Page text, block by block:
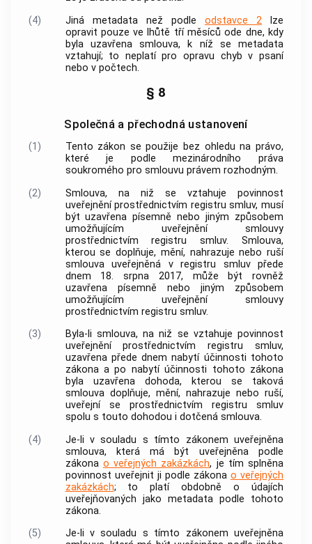
(4)
Jiná metadata než podle odstavce 2lze
opravit pouze ve lhůtě tří měsíců ode dne, kdy
byla uzavřena smlouva, k níž se metadata
vztahují; to neplatí pro opravu chyb v psaní
nebo v počtech.
§ 8
Společná a přechodná ustanovení
(1)
Tento zákon se použije bez ohledu na právo,
které je podle mezinárodního práva
soukromého pro smlouvu právem rozhodným.
(2)
Smlouva, na niž se vztahuje povinnost
uveřejnění prostřednictvím registru smluv, musí
být uzavřena písemně nebo jiným způsobem
umožňujícím uveřejnění smlouvy
prostřednictvím registru smluv. Smlouva,
kterou se doplňuje, mění, nahrazuje nebo ruší
smlouva uveřejněná v registru smluv přede
dnem 18. srpna 2017, může být rovněž
uzavřena písemně nebo jiným způsobem
umožňujícím uveřejnění smlouvy
prostřednictvím registru smluv.
(3)
Byla-li smlouva, na niž se vztahuje povinnost
uveřejnění prostřednictvím registru smluv,
uzavřena přede dnem nabytí účinnosti tohoto
zákona a po nabytí účinnosti tohoto zákona
byla uzavřena dohoda, kterou se taková
smlouva doplňuje, mění, nahrazuje nebo ruší,
uveřejní se prostřednictvím registru smluv
spolu s touto dohodou i dotčená smlouva.
(4)
Je-li v souladu s tímto zákonem uveřejněna
smlouva, která má být uveřejněna podle
zákona o veřejných zakázkách, je tím splněna
povinnost uveřejnit ji podle zákona o veřejných
zakázkách; to platí obdobně o údajích
uveřejňovaných jako metadata podle tohoto
zákona.
(5)
Je-li v souladu s tímto zákonem uveřejněna